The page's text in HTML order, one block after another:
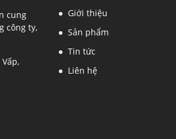
cung
công ty,
Giới thiệu
Sản phẩm
Tin tức
Liên hệ